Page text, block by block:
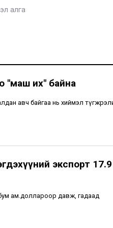
алга
"маш их" байна
авч байгаа нь хиймэл
экспорт 17.9
ам.доллароор давж, гадаад